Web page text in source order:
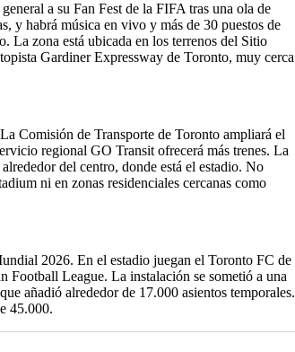
a su Fan Fest de la FIFA tras una ola de
y habrá música en vivo y más de 30 puestos de
La zona está ubicada en los terrenos del Sitio
Gardiner Expressway de Toronto, muy cerca
Comisión de Transporte de Toronto ampliará el
regional GO Transit ofrecerá más trenes. La
del centro, donde está el estadio. No
ni en zonas residenciales cercanas como
2026. En el estadio juegan el Toronto FC de
League. La instalación se sometió a una
añadió alrededor de 17.000 asientos temporales.
45.000.